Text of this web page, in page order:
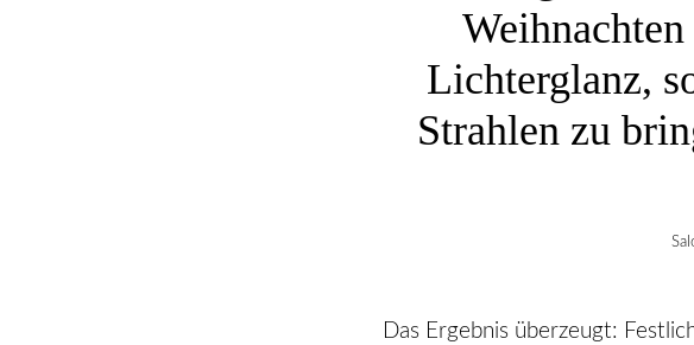
Lichterglanz,
Strahlen zu
Das Ergebnis überzeugt: